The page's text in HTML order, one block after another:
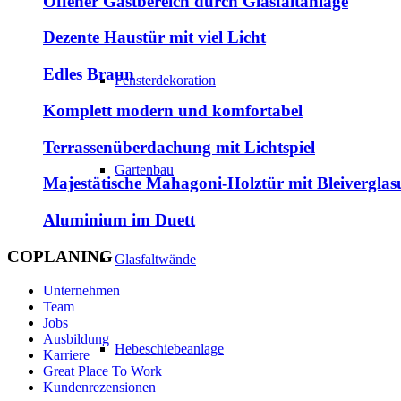
Fensterdekoration
Gartenbau
Glasfaltwände
Hebeschiebeanlage
Dezente Haustür mit viel Licht
Edles Braun
Komplett modern und komfortabel
Terrassenüberdachung mit Lichtspiel
Majestätische Mahagoni-Holztür mit
Aluminium im Duett
COPLANING
Unternehmen
Team
Jobs
Ausbildung
Karriere
Great Place To Work
Kundenrezensionen